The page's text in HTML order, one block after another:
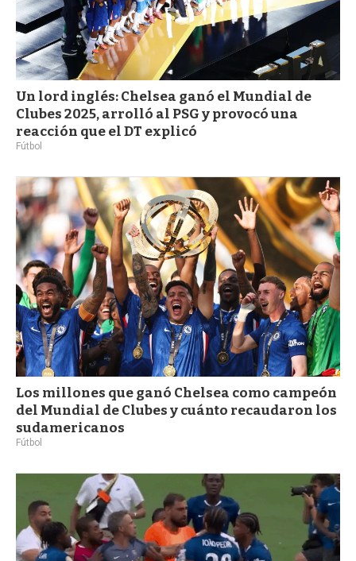
Un lord inglés: Chelsea ganó el Mundial de
Clubes 2025, arrolló al PSG y provocó una
reacción que el DT explicó
Fútbol
Los millones que ganó Chelsea como campeón
del Mundial de Clubes y cuánto recaudaron los
sudamericanos
Fútbol